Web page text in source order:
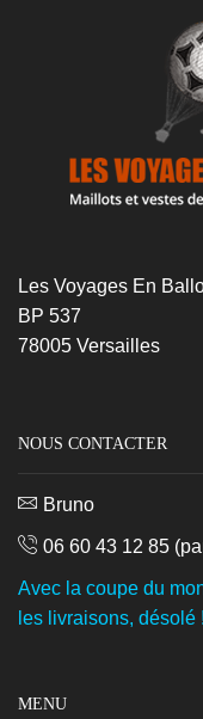
Les Voyages En
BP 537
78005 Versailles
NOUS CONTACTER
Bruno
06 60 43 12 85
Avec la coupe du
les livraisons, désolé !
MENU